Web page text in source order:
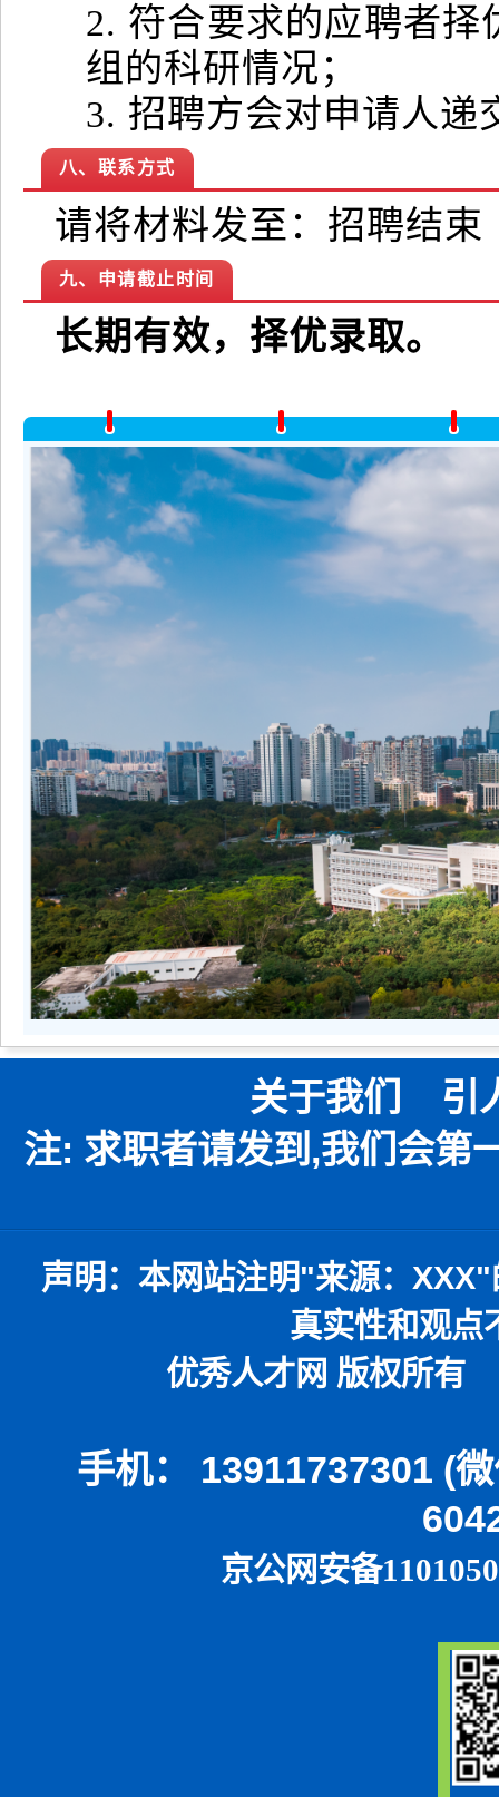
2. 符合要求的应聘者
组的科研情况；
3. 招聘方会对申请人递
八、联系方式
请将材料发至：招聘结束
九、申请截止时间
长期有效，择优录取。
关于我们 引
注: 求职者请发到,我们会第
声明：本网站注明"来源： XXX"
真实性和观点
优秀人才网 版权所有 本网
手机： 13911737301 (
京公网安备